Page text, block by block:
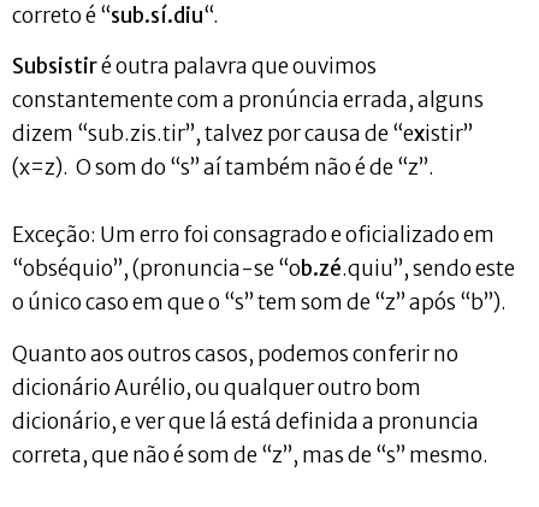
correto é “sub.sí.diu“.
Subsistiré outra palavra que ouvimos
constantemente com a pronúncia errada, alguns
dizem “sub.zis.tir”, talvez por causa de “existir”
(x=z). O som do “s” aí também não é de “z”.
Exceção: Um erro foi consagrado e oficializado em
“obséquio”, (pronuncia-se “ob.zé.quiu”, sendo este
o único caso em que o “s” tem som de “z” após “b”).
Quanto aos outros casos, podemos conferir no
dicionário Aurélio, ou qualquer outro bom
dicionário, e ver que lá está definida a pronuncia
correta, que não é som de “z”, mas de “s” mesmo.